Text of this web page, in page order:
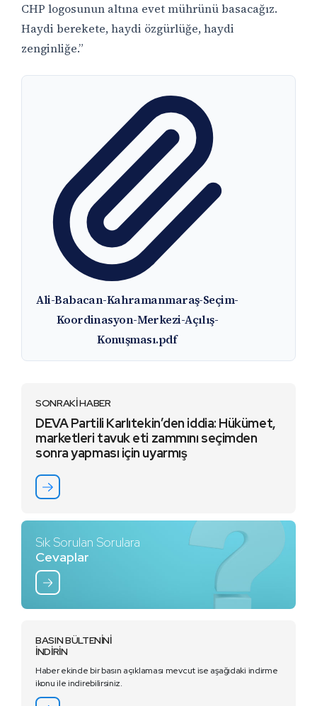
CHP logosunun altına evet mührünü basacağız.
Haydi berekete, haydi özgürlüğe, haydi
zenginliğe.”
Ali-Babacan-Kahramanmaraş-Seçim-
Koordinasyon-Merkezi-Açılış-
Konuşması.pdf
SONRAKİ HABER
DEVA Partili Karlıtekin’den iddia: Hükümet,
marketleri tavuk eti zammını seçimden
sonra yapması için uyarmış
Sık Sorulan Sorulara
Cevaplar
BASIN BÜLTENİNİ
İNDİRİN
Haber ekinde bir basın açıklaması mevcut ise aşağıdaki indirme
ikonu ile indirebilirsiniz.